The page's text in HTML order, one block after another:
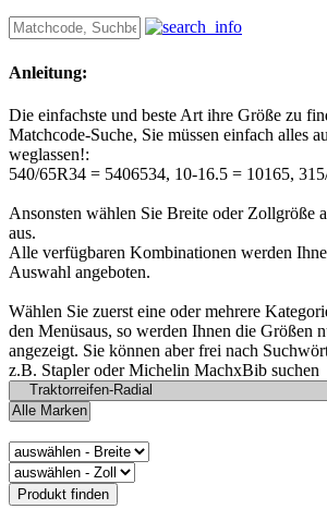
Anleitung:
Die einfachste und beste Art ihre Größe zu
Matchcode-Suche, Sie müssen einfach alles
weglassen!:
540/65R34 = 5406534, 10-16.5 = 10165,
Ansonsten wählen Sie Breite oder Zollgröße
aus.
Alle verfügbaren Kombinationen werden
Auswahl angeboten.
Wählen Sie zuerst eine oder mehrere
den Menüsaus, so werden Ihnen die Größen
angezeigt. Sie können aber frei nach
z.B. Stapler oder Michelin MachxBib suchen